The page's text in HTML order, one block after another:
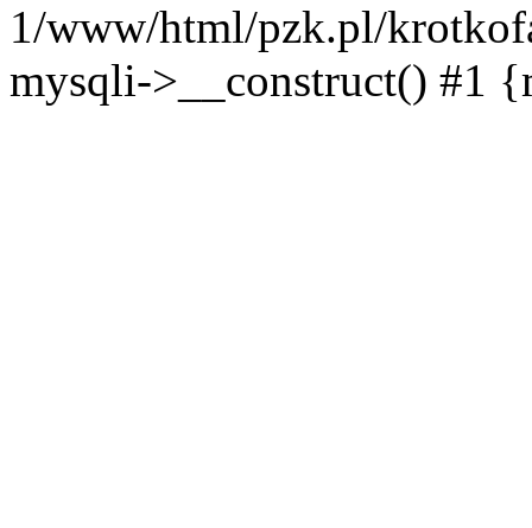
1/www/html/pzk.pl/
mysqli->__construct() #1